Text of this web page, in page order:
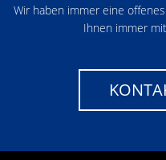
Wir haben immer eine
Ihnen immer